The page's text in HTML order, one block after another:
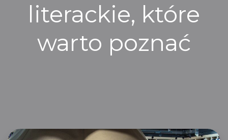
literackie, które
warto poznać